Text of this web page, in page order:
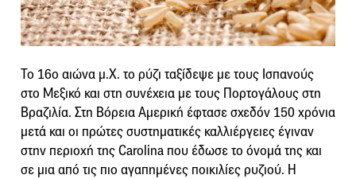
Το 16ο αιώνα μ.Χ. το ρύζι ταξίδεψε με τους Ισπανούς
στο Μεξικό και στη συνέχεια με τους Πορτογάλους στη
Βραζιλία. Στη Βόρεια Αμερική έφτασε σχεδόν 150 χρόνια
μετά και οι πρώτες συστηματικές καλλιέργειες έγιναν
στην περιοχή της Carolina που έδωσε το όνομά της και
σε μια από τις πιο αγαπημένες ποικιλίες ρυζιού. Η